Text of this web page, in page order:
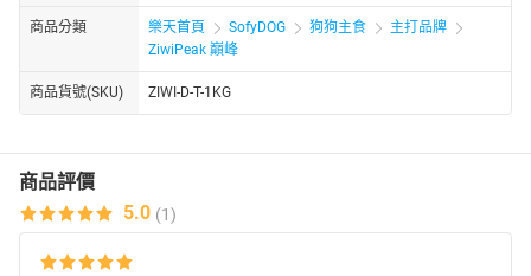
商品分類 樂天首頁 SofyDOG 狗狗主食
主打品牌
ZiwiPeak 巔峰
商品貨號(SKU) ZIWI-D-T-1KG
商品評價
5.0 (1)